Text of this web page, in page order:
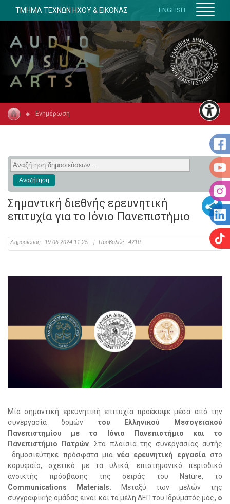
ΤΜΗΜΑ ΤΕΧΝΩΝ ΗΧΟΥ & ΕΙΚΟΝΑΣ ENGLISH
Ενημέρωση
Σημαντική διεθνής ερευνητική
επιτυχία για το Ιόνιο Πανεπιστήμιο
Δημοσίευση: 19-06-2024 11:25 | Προβολές: 4210
Μία σημαντική ερευνητική επιτυχία προέκυψε μέσα από την
συνεργασία δομών του Ελληνικού Μεσογειακού
Πανεπιστημίου με το Ιόνιο Πανεπιστήμιο και το
Πανεπιστήμιο Πατρών. Στα πλαίσια της συνεργασίας αυτής
δημοσιεύτηκε πρόσφατα μιανέα ερευνητική εργασίαστο
κορυφαίο, σχετικό με τα υλικά, επιστημονικό περιοδικό
ανοικτής πρόσβασης της σειράς του Nature, το
Communications Materials. Μεταξύ των μελών της
συγγραφικής ομάδας είναι και τα μέλη ΔΕΠ του Ιδρύματός μας, ο